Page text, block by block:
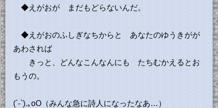
◆えがおが まだもどらないんだ。
◆えがおのふしぎなちからと あなたのゆうきがが
あわされば
きっと、どんなこんなんにも たちむかえるとお
もうの。
(´-`).｡oO（みんな急に詩人になったなあ…）